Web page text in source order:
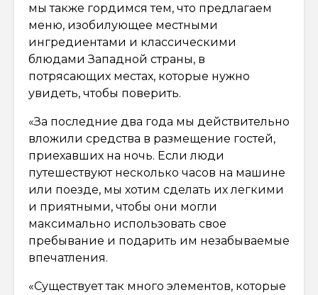
мы также гордимся тем, что предлагаем
меню, изобилующее местными
ингредиентами и классическими
блюдами Западной страны, в
потрясающих местах, которые нужно
увидеть, чтобы поверить.
«За последние два года мы действительно
вложили средства в размещение гостей,
приехавших на ночь. Если люди
путешествуют несколько часов на машине
или поезде, мы хотим сделать их легкими
и приятными, чтобы они могли
максимально использовать свое
пребывание и подарить им незабываемые
впечатления.
«Существует так много элементов, которые